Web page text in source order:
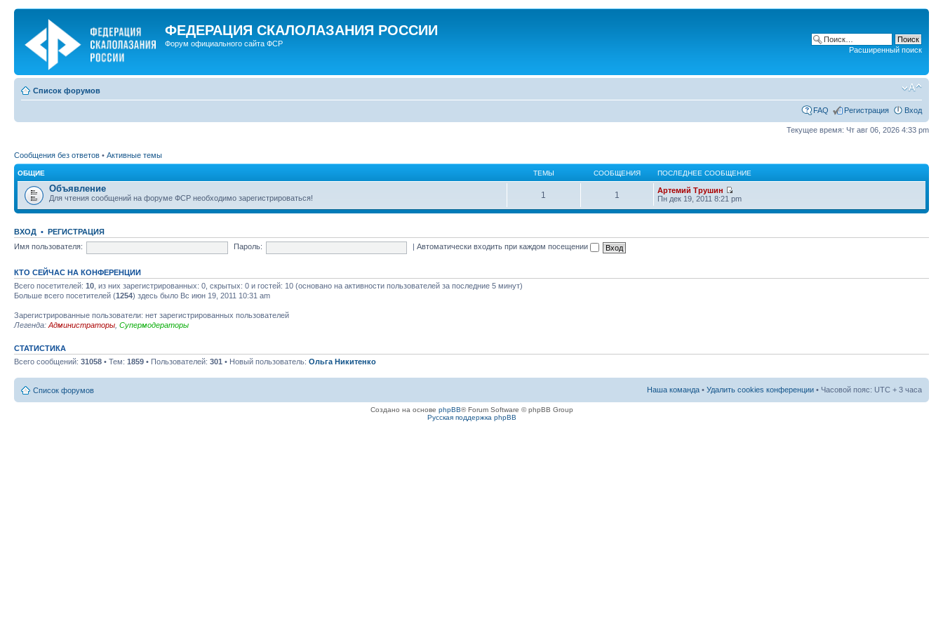
ФЕДЕРАЦИЯ СКАЛОЛАЗАНИЯ РОССИИ
Форум официального сайта ФСР
Расширенный поиск
Список форумов
FAQ Регистрация Вход
Текущее время: Чт авг 06, 2026 4:33 pm
Сообщения без ответов • Активные темы
ОБЩИЕ ТЕМЫ СООБЩЕНИЯ ПОСЛЕДНЕЕ СООБЩЕНИЕ
Объявление
Для чтения сообщений на форуме ФСР необходимо зарегистрироваться! 1 1
Артемий Трушин
Пн дек 19, 2011 8:21 pm
ВХОД • РЕГИСТРАЦИЯ
Имя пользователя:
Пароль: |Автоматически входить при каждом посещении
КТО СЕЙЧАС НА КОНФЕРЕНЦИИ
Всего посетителей: 10 , из них зарегистрированных: 0, скрытых: 0 и гостей: 10 (основано на активности пользователей за последние 5 минут)
Больше всего посетителей (1254) здесь было Вс июн 19, 2011 10:31 am
Зарегистрированные пользователи: нет зарегистрированных пользователей
Легенда: Администраторы Супермодераторы
СТАТИСТИКА
Всего сообщений: 31058 • Тем: 1859 • Пользователей: 301 • Новый пользователь: Ольга Никитенко
Список форумов Наша команда • Удалить cookies конференции • Часовой пояс: UTC + 3 часа
Создано на основе phpBB® Forum Software © phpBB Group
Русская поддержка phpBB